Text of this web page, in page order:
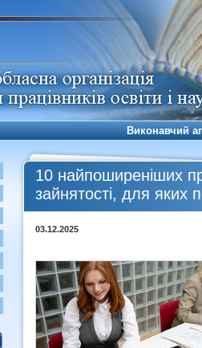
Виконавчий
10 найпоширеніших
зайнятості, для яких
03.12.2025